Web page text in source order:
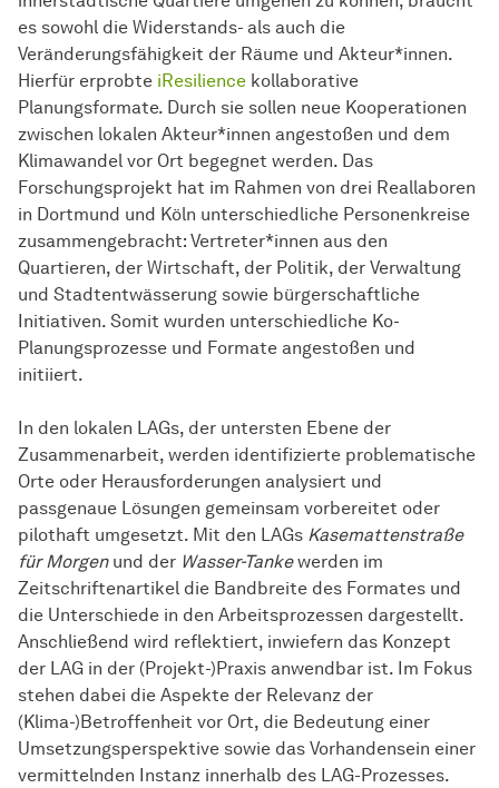
es sowohl die Widerstands- als auch die
Veränderungsfähigkeit der Räume und Akteur*innen.
Hierfür erprobte iResilience kollaborative
Planungsformate. Durch sie sollen neue Kooperationen
zwischen lokalen Akteur*innen angestoßen und dem
Klimawandel vor Ort begegnet werden. Das
Forschungsprojekt hat im Rahmen von drei Reallaboren
in Dortmund und Köln unterschiedliche Personenkreise
zusammengebracht: Vertreter*innen aus den
Quartieren, der Wirtschaft, der Politik, der Verwaltung
und Stadtentwässerung sowie bürgerschaftliche
Initiativen. Somit wurden unterschiedliche Ko-
Planungsprozesse und Formate angestoßen und
initiiert.
In den lokalen LAGs, der untersten Ebene der
Zusammenarbeit, werden identifizierte problematische
Orte oder Herausforderungen analysiert und
passgenaue Lösungen gemeinsam vorbereitet oder
pilothaft umgesetzt. Mit den LAGs Kasemattenstraße
für Morgen und der Wasser-Tankewerden im
Zeitschriftenartikel die Bandbreite des Formates und
die Unterschiede in den Arbeitsprozessen dargestellt.
Anschließend wird reflektiert, inwiefern das Konzept
der LAG in der (Projekt-)Praxis anwendbar ist. Im Fokus
stehen dabei die Aspekte der Relevanz der
(Klima-)Betroffenheit vor Ort, die Bedeutung einer
Umsetzungsperspektive sowie das Vorhandensein einer
vermittelnden Instanz innerhalb des LAG-Prozesses.